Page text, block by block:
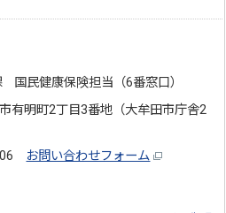
民健康保険担当（6番窓口）
有明町2丁目3番地（大牟田市庁舎2
お問い合わせフォーム